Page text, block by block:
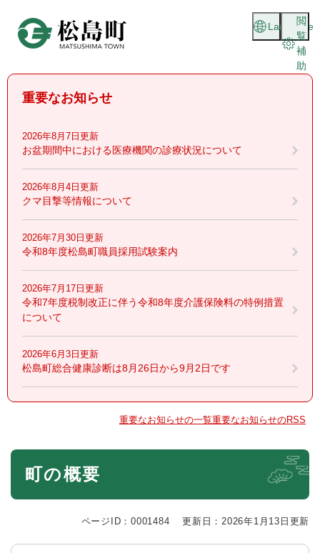
頭
閲
覧
補
助
Language
重要なお知らせ
2026年8月7日更新
お盆期間中における医療機関の診療状況について
2026年8月4日更新
クマ目撃等情報について
2026年7月30日更新
令和8年度松島町職員採用試験案内
2026年7月17日更新
令和7年度税制改正に伴う令和8年度介護保険料の特例措置
について
2026年6月3日更新
松島町総合健康診断は8月26日から9月2日です
重要なお知らせの一覧重要なお知らせのRSS
本
町の概要
ページID：0001484 更新日：2026年1月13日更新